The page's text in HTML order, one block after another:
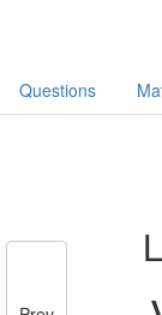
Questions